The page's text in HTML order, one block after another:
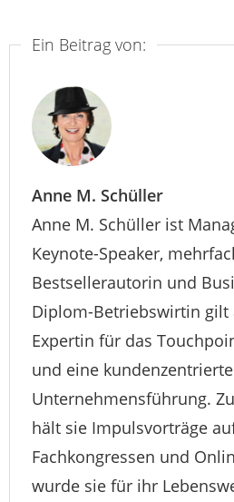
Ein Beitrag von:
Anne M. Schüller
Anne M. Schüller ist
Keynote-Speaker,
Bestsellerautorin und
Diplom-Betriebswirtin gilt
Expertin für das
und eine kundenzentrierte
Unternehmensführung.
hält sie Impulsvorträge
Fachkongressen und
wurde sie für ihr